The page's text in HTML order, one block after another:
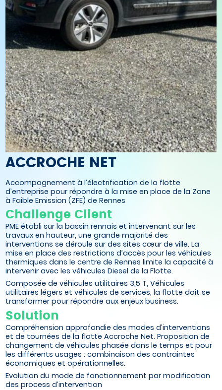
ACCROCHE NET
Accompagnement à l’électrification de la flotte
d’entreprise pour répondre à la mise en place de la Zone
à Faible Emission (ZFE) de Rennes
Challenge Client
PME établi sur la bassin rennais et intervenant sur les
travaux en hauteur, une grande majorité des
interventions se déroule sur des sites cœur de ville. La
mise en place des restrictions d’accès pour les véhicules
thermiques dans le centre de Rennes limite la capacité à
intervenir avec les véhicules Diesel de la Flotte.
Composée de véhicules utilitaires 3,5 T, Véhicules
utilitaires légers et véhicules de services, la flotte doit se
transformer pour répondre aux enjeux business.
Solution
Compréhension approfondie des modes d’interventions
et de tournées de la flotte Accroche Net. Proposition de
changement de véhicules phasée dans le temps et pour
les différents usages : combinaison des contraintes
économiques et opérationnelles.
Evolution du mode de fonctionnement par modification
des process d’intervention